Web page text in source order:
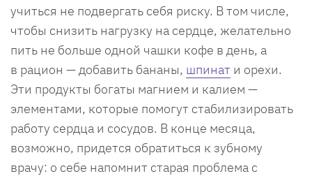
учиться не подвергать себя риску. В том числе,
чтобы снизить нагрузку на сердце, желательно
пить не больше одной чашки кофе в день, а
в рацион — добавить бананы, шпинат и орехи.
Эти продукты богаты магнием и калием —
элементами, которые помогут стабилизировать
работу сердца и сосудов. В конце месяца,
возможно, придется обратиться к зубному
врачу: о себе напомнит старая проблема с